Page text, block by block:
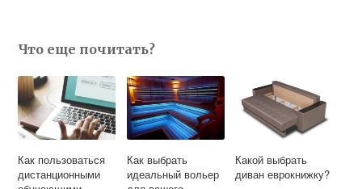
Что еще почитать?
Как пользоваться
дистанционными
Как выбрать
идеальный вольер
Какой выбрать
диван еврокнижку?